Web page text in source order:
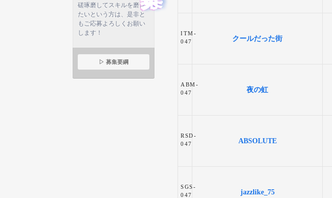
磋琢磨してスキルを磨き
たいという方は、是非と
もご応募よろしくお願い
します！
▷ 募集要綱
ITM-
047
クールだった街
ABM-
047
夜の虹
RSD-
047
ABSOLUTE
SGS-
047
jazzlike_75